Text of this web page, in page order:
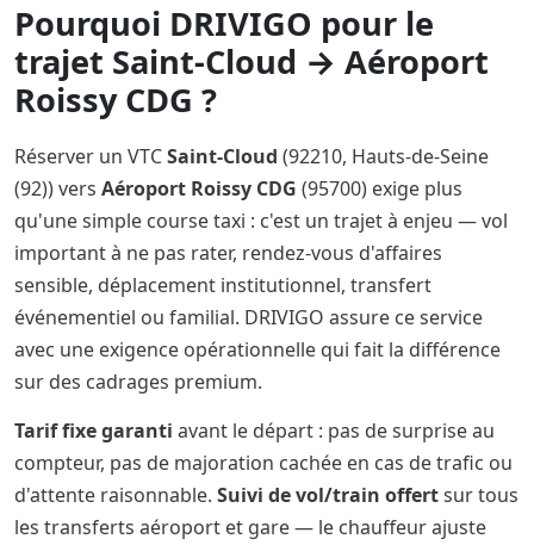
Pourquoi DRIVIGO pour le
trajet Saint-Cloud → Aéroport
Roissy CDG ?
Réserver un VTCSaint-Cloud (92210, Hauts-de-Seine
(92)) vers Aéroport Roissy CDG (95700) exige plus
qu'une simple course taxi : c'est un trajet à enjeu — vol
important à ne pas rater, rendez-vous d'affaires
sensible, déplacement institutionnel, transfert
événementiel ou familial. DRIVIGO assure ce service
avec une exigence opérationnelle qui fait la différence
sur des cadrages premium.
Tarif fixe garanti avant le départ : pas de surprise au
compteur, pas de majoration cachée en cas de trafic ou
d'attente raisonnable. Suivi de vol/train offertsur tous
les transferts aéroport et gare — le chauffeur ajuste